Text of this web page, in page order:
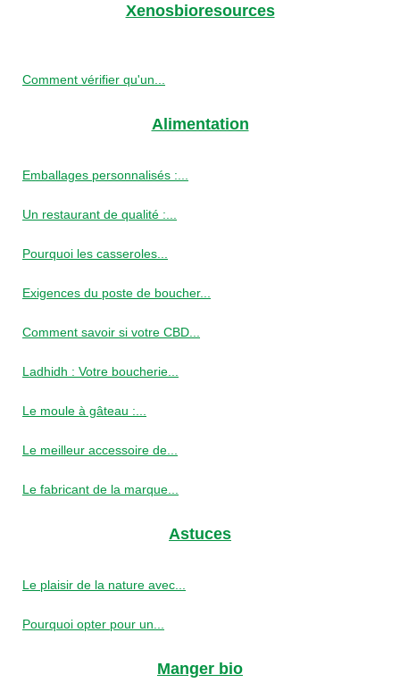
Xenosbioresources
Comment vérifier qu'un...
Alimentation
Emballages personnalisés :...
Un restaurant de qualité :...
Pourquoi les casseroles...
Exigences du poste de boucher...
Comment savoir si votre CBD...
Ladhidh : Votre boucherie...
Le moule à gâteau :...
Le meilleur accessoire de...
Le fabricant de la marque...
Astuces
Le plaisir de la nature avec...
Pourquoi opter pour un...
Manger bio